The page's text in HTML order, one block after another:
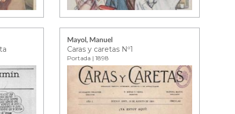
Mayol, Manuel
Caras y caretas Nº1
Portada | 1898